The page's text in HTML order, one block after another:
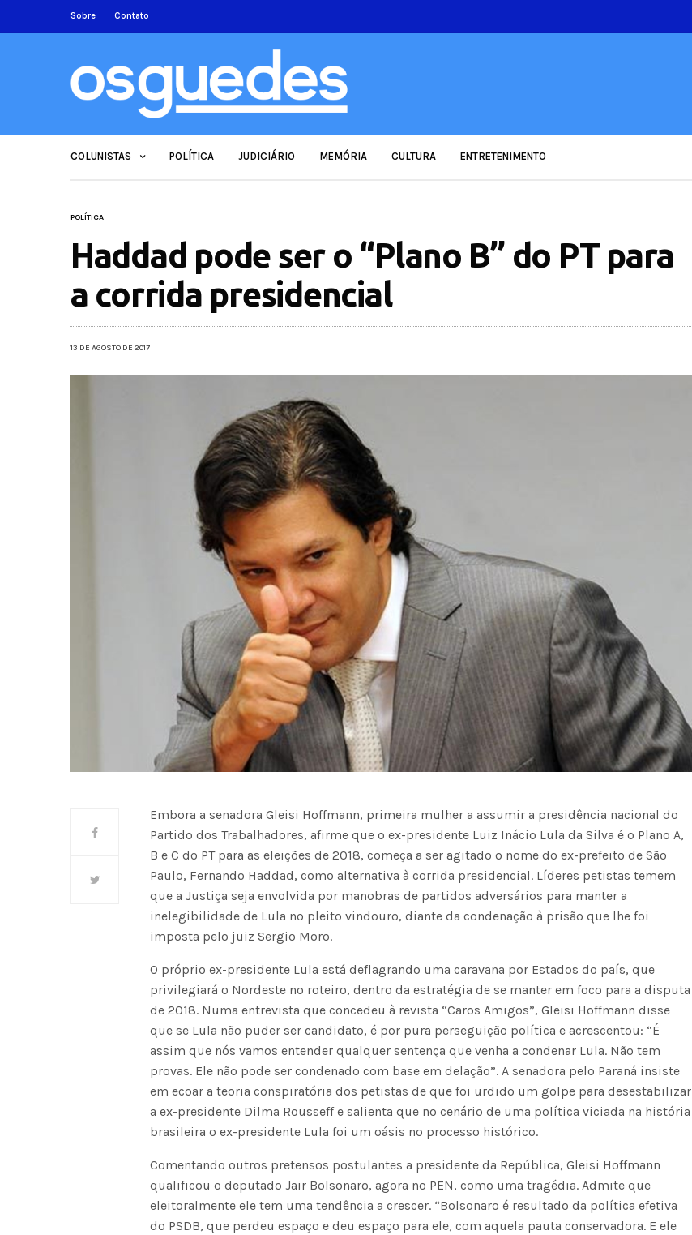
Sobre Contato
COLUNISTAS POLÍTICA JUDICIÁRIO MEMÓRIA CULTURA ENTRETENIMENTO
POLÍTICA
Haddad pode ser o “Plano B” do PT para
a corrida presidencial
13 DE AGOSTO DE 2017
Embora a senadora Gleisi Hoffmann, primeira mulher a assumir a presidência nacional do
Partido dos Trabalhadores, afirme que o ex-presidente Luiz Inácio Lula da Silva é o Plano A,
B e C do PT para as eleições de 2018, começa a ser agitado o nome do ex-prefeito de São
Paulo, Fernando Haddad, como alternativa à corrida presidencial. Líderes petistas temem
que a Justiça seja envolvida por manobras de partidos adversários para manter a
inelegibilidade de Lula no pleito vindouro, diante da condenação à prisão que lhe foi
imposta pelo juiz Sergio Moro.
O próprio ex-presidente Lula está deflagrando uma caravana por Estados do país, que
privilegiará o Nordeste no roteiro, dentro da estratégia de se manter em foco para a disputa
de 2018. Numa entrevista que concedeu à revista “Caros Amigos”, Gleisi Hoffmann disse
que se Lula não puder ser candidato, é por pura perseguição política e acrescentou: “É
assim que nós vamos entender qualquer sentença que venha a condenar Lula. Não tem
provas. Ele não pode ser condenado com base em delação”. A senadora pelo Paraná insiste
em ecoar a teoria conspiratória dos petistas de que foi urdido um golpe para desestabilizar
a ex-presidente Dilma Rousseff e salienta que no cenário de uma política viciada na história
brasileira o ex-presidente Lula foi um oásis no processo histórico.
Comentando outros pretensos postulantes a presidente da República, Gleisi Hoffmann
qualificou o deputado Jair Bolsonaro, agora no PEN, como uma tragédia. Admite que
eleitoralmente ele tem uma tendência a crescer. “Bolsonaro é resultado da política efetiva
do PSDB, que perdeu espaço e deu espaço para ele, com aquela pauta conservadora. E ele